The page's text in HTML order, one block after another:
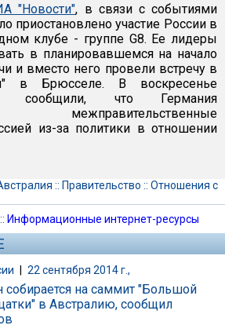
"Новости", в связи с событиями
приостановлено участие России в
клубе - группе G8. Ее лидеры
в планировавшемся на начало
и вместо него провели встречу в
в Брюсселе. В воскресенье
сообщили, что Германия
из-за политики в отношении
:: Правительство :: Отношения с
:: Информационные интернет-ресурсы
| 22 сентября 2014 г.,
собирается на саммит "Большой
в Австралию, сообщил